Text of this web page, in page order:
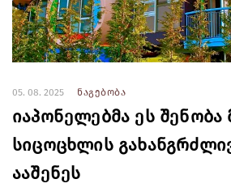
05. 08. 2025 ნაგებობა
იაპონელებმა ეს
სიცოცხლის
ააშენეს